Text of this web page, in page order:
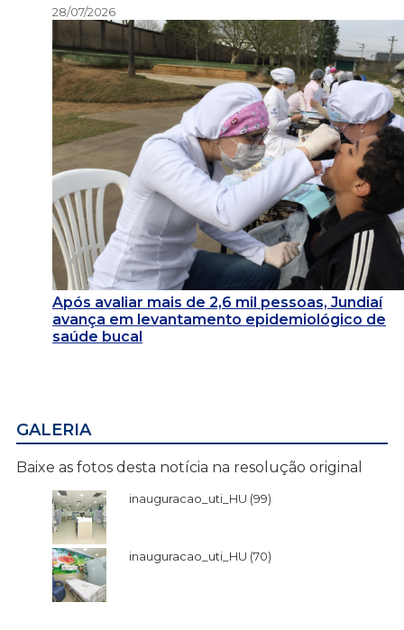
28/07/2026
Após avaliar mais de 2,6 mil pessoas, Jundiaí
avança em levantamento epidemiológico de
saúde bucal
GALERIA
Baixe as fotos desta notícia na resolução original
inauguracao_uti_HU (99)
inauguracao_uti_HU (70)